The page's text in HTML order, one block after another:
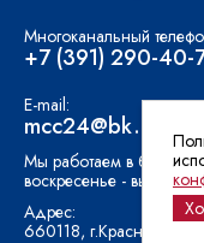
Многоканальный
+7 (391) 290-40-
E-mail:
mcc24@bk.ru
Мы работаем в будние
воскресенье -
Адрес:
660118, г.Красноярск,